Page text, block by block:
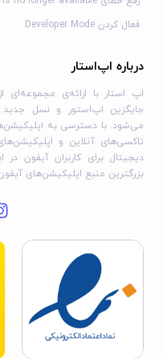
و موارد دیگر!
HERE WeGo لذت ببرید!
فعال کردن Developer Mode
درباره اپ‌استار
اپ استار با ارائه‌ی مجموعه‌ای
جایگزین اپ‌استور و نسل جدید
می‌شود. با دسترسی به
تاکسی‌های آنلاین و
دیجیتال برای کاربران آیفون در
بزرگترین منبع اپلیکیشن‌های آیفون